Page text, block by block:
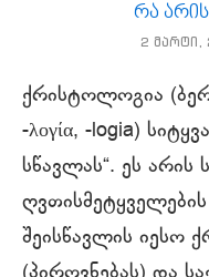
რა
2 მარტი,
ქრისტოლოგია
-λογία, -logia)
სწავლას“. ეს არის
შეისწავლის იესო